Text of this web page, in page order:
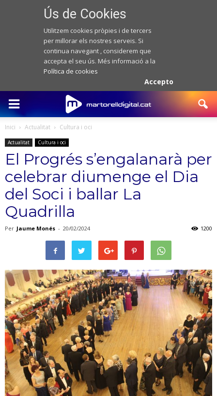
Ús de Cookies
Utilitzem cookies pròpies i de tercers
per millorar els nostres serveis. Si
continua navegant , considerem que
accepta el seu ús. Més informació a la
Política de cookies
Accepto
Inici Actualitat Cultura i oci
Actualitat Cultura i oci
El Progrés s’engalanarà per
celebrar diumenge el Dia
del Soci i ballar La
Quadrilla
Per Jaume Monés - 20/02/2024 1200